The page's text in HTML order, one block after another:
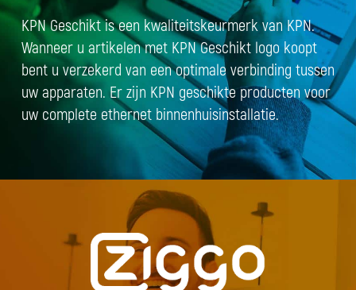
KPN Geschikt is een kwaliteitskeurmerk van KPN.
Wanneer u artikelen met KPN Geschikt logo koopt
bent u verzekerd van een optimale verbinding tussen
uw apparaten. Er zijn KPN geschikte producten voor
uw complete ethernet binnenhuisinstallatie.